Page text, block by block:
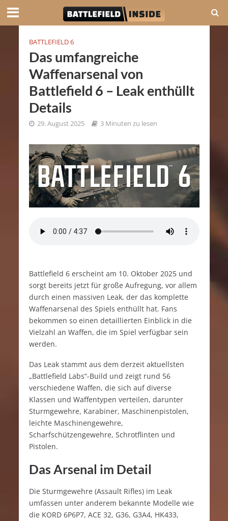
BATTLEFIELD 6
Das umfangreiche
Waffenarsenal von
Battlefield 6 – Leak enthüllt
Details
29. August 2025 3 Minuten zu lesen
Battlefield 6 erscheint am 10. Oktober 2025 und
sorgt bereits jetzt für große Aufregung, vor allem
durch einen massiven Leak, der das komplette
Waffenarsenal des Spiels enthüllt hat. Fans
bekommen so einen detaillierten Einblick in die
Vielzahl an Waffen, die im Spiel verfügbar sein
werden.
Das Leak stammt aus dem derzeit aktuellsten
„Battlefield Labs“-Build und zeigt rund 56
verschiedene Waffen, die sich auf diverse
Klassen und Waffentypen verteilen, darunter
Sturmgewehre, Karabiner, Maschinenpistolen,
leichte Maschinengewehre,
Scharfschützengewehre, Schrotflinten und
Pistolen.
Das Arsenal im Detail
Die Sturmgewehre (Assault Rifles) im Leak
umfassen unter anderem bekannte Modelle wie
die KORD 6P6P7, ACE 32, G36, G3A4, HK433,